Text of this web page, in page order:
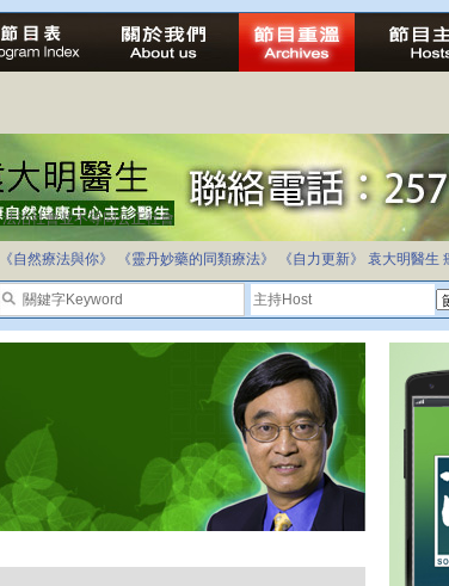
法治社會並不等同公正社會
自家教育合法化-推動多元化教育，全民學卷制
《自然療法與你》
《靈丹妙藥的同類療法》 《自力更新》 袁大明醫生